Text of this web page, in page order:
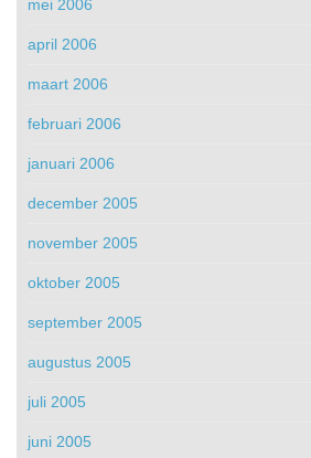
mei 2006
april 2006
maart 2006
februari 2006
januari 2006
december 2005
november 2005
oktober 2005
september 2005
augustus 2005
juli 2005
juni 2005